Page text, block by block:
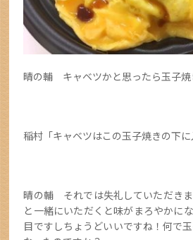
晴の輔 キャベツかと思ったら玉子焼
稲村「キャベツはこの玉子焼きの下に
晴の輔 それでは失礼していただき
と一緒にいただくと味がまろやかに
目ですしちょうどいいですね！何で